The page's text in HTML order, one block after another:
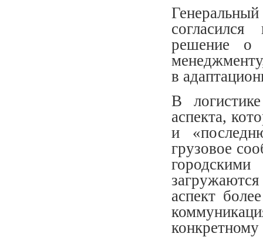
решение о
в
В
аспекта,
и
грузовое
аспект